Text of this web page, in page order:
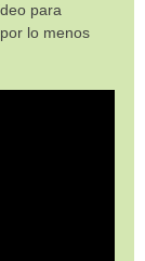
para
lo menos